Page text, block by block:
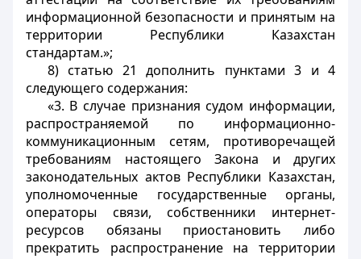
информационной безопасности и принятым на
территории Республики Казахстан
стандартам.»;
8) статью 21 дополнить пунктами 3 и 4
следующего содержания:
«3. В случае признания судом информации,
распространяемой по информационно-
коммуникационным сетям, противоречащей
требованиям настоящего Закона и других
законодательных актов Республики Казахстан,
уполномоченные государственные органы,
операторы связи, собственники интернет-
ресурсов обязаны приостановить либо
прекратить распространение на территории